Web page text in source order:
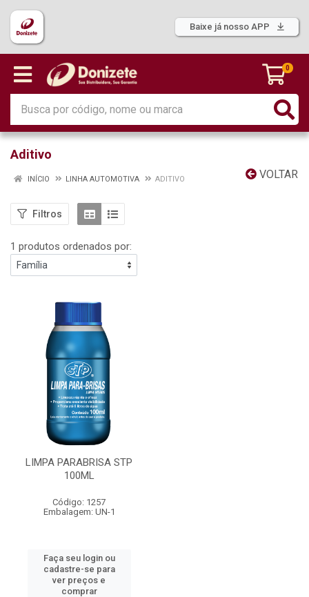
Baixe já nosso APP
0
Aditivo
VOLTAR
INÍCIO LINHA AUTOMOTIVA ADITIVO
Filtros
1 produtos ordenados por:
LIMPA PARABRISA STP
100ML
Código: 1257
Embalagem: UN-1
Faça seu login ou
cadastre-se para
ver preços e
comprar